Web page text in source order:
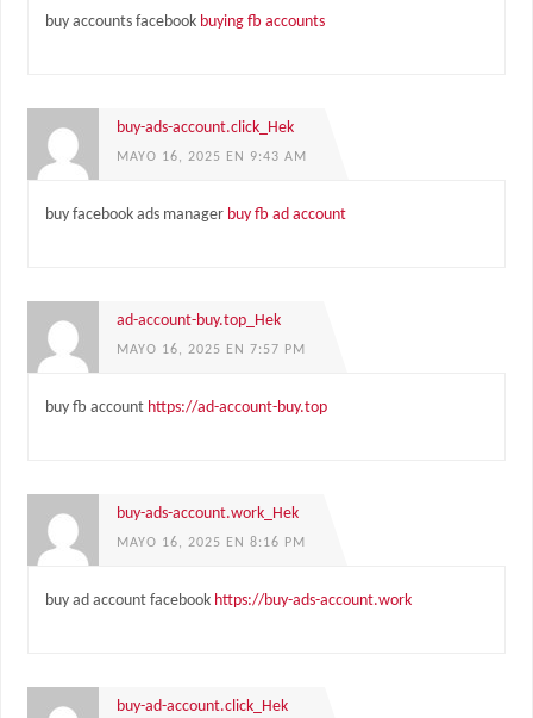
buy accounts facebook buying fb accounts
buy-ads-account.click_Hek
MAYO 16, 2025 EN 9:43 AM
buy facebook ads manager buy fb ad account
ad-account-buy.top_Hek
MAYO 16, 2025 EN 7:57 PM
buy fb account https://ad-account-buy.top
buy-ads-account.work_Hek
MAYO 16, 2025 EN 8:16 PM
buy ad account facebook https://buy-ads-account.work
buy-ad-account.click_Hek